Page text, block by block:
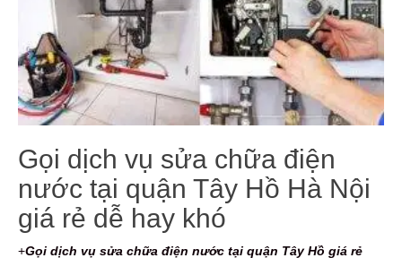
Gọi dịch vụ sửa chữa điện
nước tại quận Tây Hồ Hà Nội
giá rẻ dễ hay khó
+Gọi dịch vụ sửa chữa điện nước tại quận Tây Hồ giá rẻ